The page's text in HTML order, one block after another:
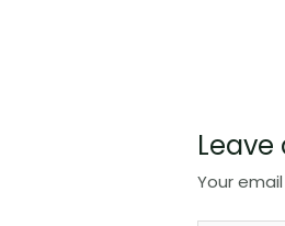
Your